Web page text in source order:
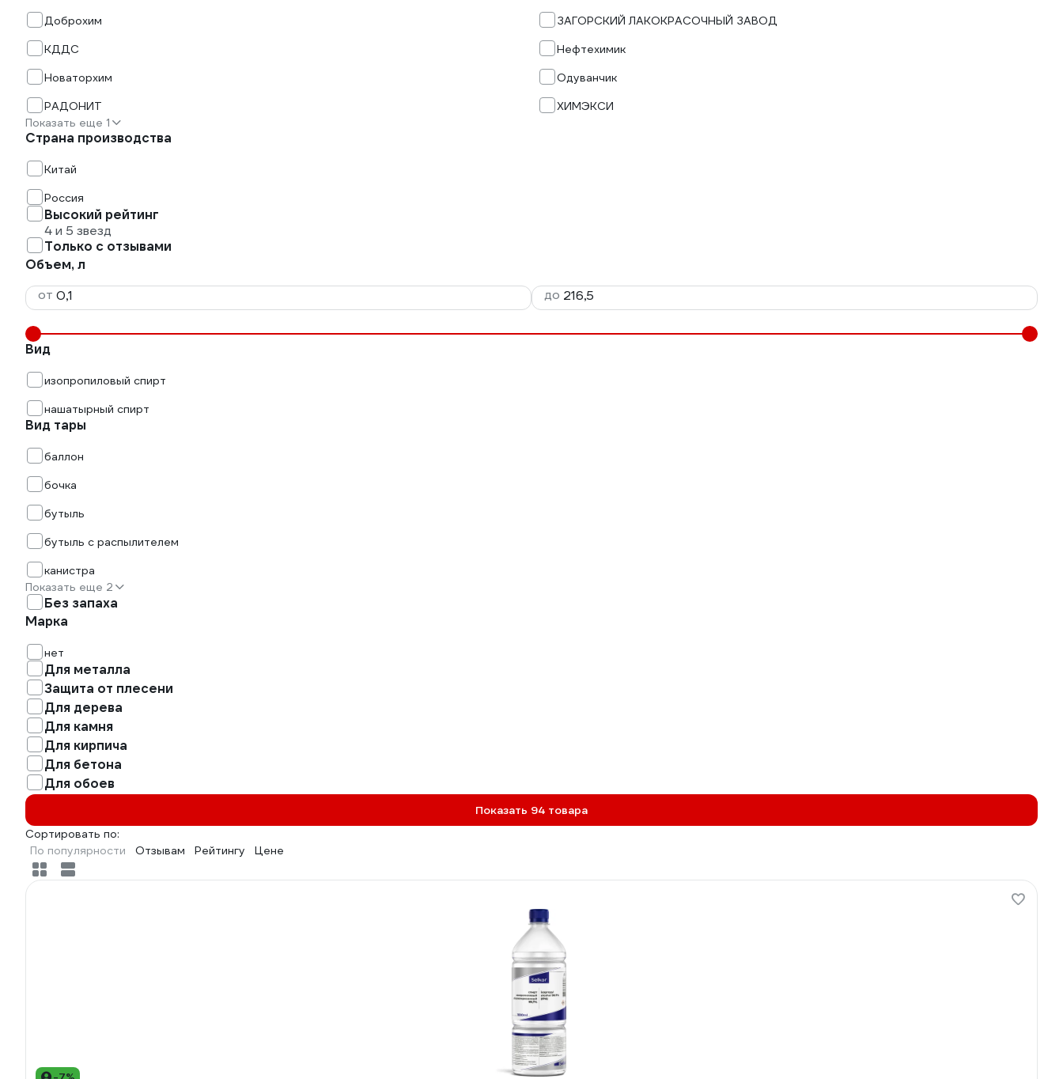
Доброхим
ЗАГОРСКИЙ ЛАКОКРАСОЧНЫЙ ЗАВОД
КДДС
Нефтехимик
Новаторхим
Одуванчик
РАДОНИТ
ХИМЭКСИ
Показать еще 1
Страна производства
Китай
Россия
Высокий рейтинг
4 и 5 звезд
Только с отзывами
Объем, л
от
до
Вид
изопропиловый спирт
нашатырный спирт
Вид тары
баллон
бочка
бутыль
бутыль с распылителем
канистра
Показать еще 2
Без запаха
Марка
нет
Для металла
Защита от плесени
Для дерева
Для камня
Для кирпича
Для бетона
Для обоев
Показать 94 товара
Сортировать по:
По популярности
Отзывам Рейтингу Цене